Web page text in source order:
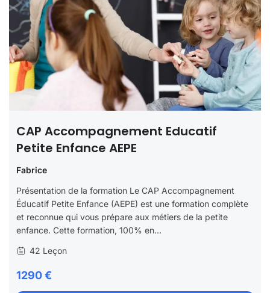
CAP Accompagnement Educatif
Petite Enfance AEPE
Fabrice
Présentation de la formation Le CAP Accompagnement
Éducatif Petite Enfance (AEPE) est une formation complète
et reconnue qui vous prépare aux métiers de la petite
enfance. Cette formation, 100% en...
42 Leçon
1290 €